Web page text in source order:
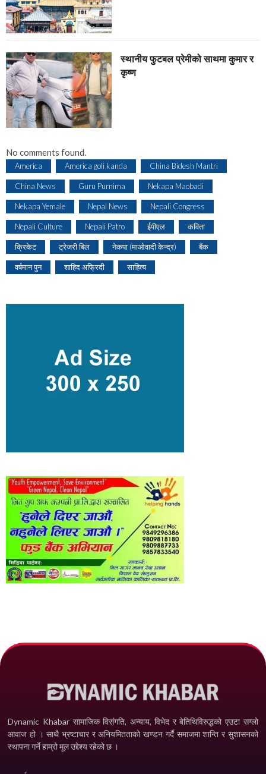
स्थानीय फुटबल प्रेमीको साथमा कुमार र
कृष्ण
No comments found.
America America goli kanda China Bidesh Mantri
China News Guru Purnima Nekapa Maobadi
Nekapa Yemale Nepal News Nepali Congress
Nepali Culture Nepali Patro ईपीएल कविता
क्रिकेट ट्रेजरी बिल नेकपा (माओवादी केन्द्र) बैंक
वर्षमान पुन शाहिद अफ्रिदी साहित्य
Dynamic Khabar सामाजिक विसंगति, अन्याय, विभेद­ र बेतिथिविरुद्धको एउटा सग्लो
आवाज हो । साथै भ्रष्टाचार र अनियमितताको खण्डन गर्दै समाजमा शान्ति र सुशासनको
स्थापना गर्ने हाम्रो मूल उद्देश्य रहेको छ ।